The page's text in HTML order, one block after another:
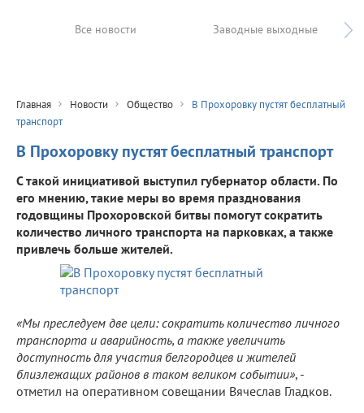
Все новости Заводные выходные
Главная Новости Общество
В Прохоровку пустят бесплатный
транспорт
В Прохоровку пустят бесплатный транспорт
С такой инициативой выступил губернатор области. По
его мнению, такие меры во время празднования
годовщины Прохоровской битвы помогут сократить
количество личного транспорта на парковках, а также
привлечь больше жителей.
«Мы преследуем две цели: сократить количество личного
транспорта и аварийность, а также увеличить
доступность для участия белгородцев и жителей
близлежащих районов в таком великом событии», -
отметил на оперативном совещании Вячеслав Гладков.